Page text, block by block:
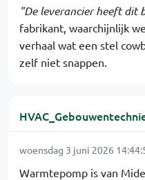
"De leverancier heeft dit
fabrikant, waarchijnlijk
verhaal wat een stel
zelf niet snappen.
woensdag 3 juni 2026
Warmtepomp is van